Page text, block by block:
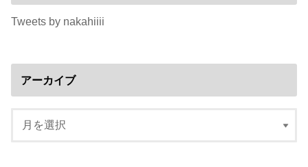
Tweets by nakahiiii
アーカイブ